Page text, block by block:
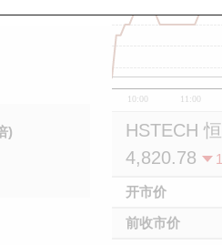
)
10:00 11:00
HSTECH
4,820.78
开市价
前收市价